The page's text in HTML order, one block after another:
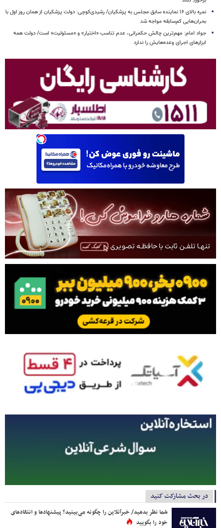
نمره بالای ۱۶ نماینده سابق مجلس به پزشکیان/ رشیدی‌کوچی: دولت پزشکیان از همان روز اول با
بحران‌هایی کم‌سابقه مواجه شد
جواد امام: مهم‌ترین چالش حکمرانی، عدم تناسب «اختیار» و «مسئولیت» است/ دولت همه
ابزارهای اجرای وعده‌هایش را ندارد
در بحث مشارکت کنید
شما نظر بدهید/ خبرآنلاین را چگونه می‌بینید؟ پیشنهادها و انتقادهای
خود را بگویید